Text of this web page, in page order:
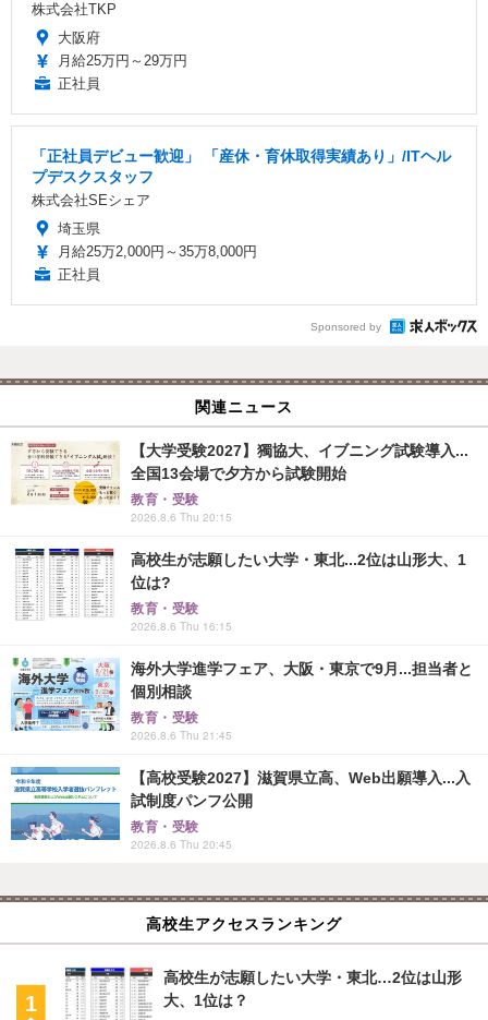
株式会社TKP
大阪府
月給25万円～29万円
正社員
「正社員デビュー歓迎」 「産休・育休取得実績あり」/ITヘル
プデスクスタッフ
株式会社SEシェア
埼玉県
月給25万2,000円～35万8,000円
正社員
Sponsored by
関連ニュース
【大学受験2027】獨協大、イブニング試験導入...
全国13会場で夕方から試験開始
教育・受験
2026.8.6 Thu 20:15
高校生が志願したい大学・東北...2位は山形大、1
位は?
教育・受験
2026.8.6 Thu 16:15
海外大学進学フェア、大阪・東京で9月...担当者と
個別相談
教育・受験
2026.8.6 Thu 21:45
【高校受験2027】滋賀県立高、Web出願導入...入
試制度パンフ公開
教育・受験
2026.8.6 Thu 20:45
高校生アクセスランキング
高校生が志願したい大学・東北…2位は山形
大、1位は？